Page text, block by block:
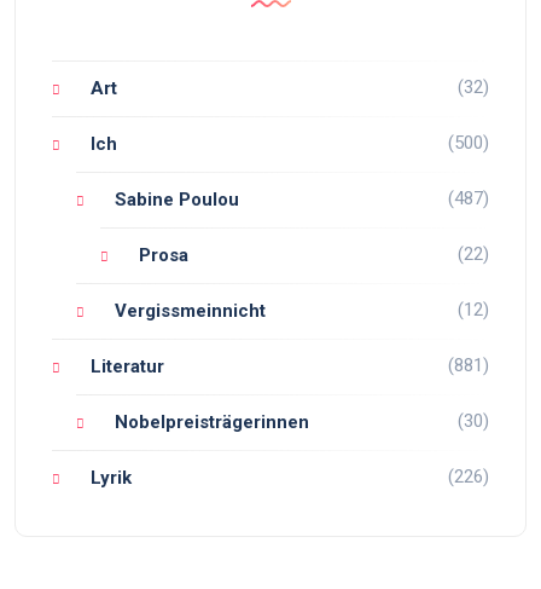
Art (32)
Ich (500)
Sabine Poulou (487)
Prosa (22)
Vergissmeinnicht (12)
Literatur (881)
Nobelpreisträgerinnen (30)
Lyrik (226)